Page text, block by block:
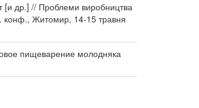
[и др.] // Проблеми виробництва
конф., Житомир, 14-15 травня
пищеварение молодняка